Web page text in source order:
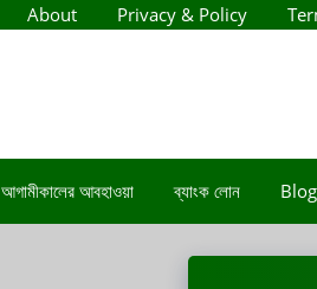
About Privacy & Policy
আগামীকালের আবহাওয়া ব্যাংক লোন Blog